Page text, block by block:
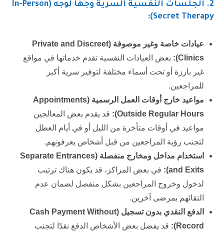
2.
الجلسات النفسية السرية وجهًا لوجه (In-Person
Secret Therapy):
عيادات خاصة وغير موصوفة (Private and Discreet
Clinics
): بعض العيادات النفسية تقدم خدماتها في مواقع
غير بارزة أو تحت أسماء مختلفة لتوفير سرية أكبر
للمراجعين.
مواعيد خارج أوقات العمل الرسمية (Appointments
Outside Regular Hours
): قد يقدم بعض المعالجين
مواعيد في أوقات متأخرة من الليل أو في أيام العطل
لتجنب رؤية المراجعين من قبل أشخاص يعرفونهم.
استخدام مداخل ومخارج منفصلة (Separate Entrances
and Exits
): في بعض المراكز، قد يكون هناك ترتيب
لدخول وخروج المراجعين بشكل منفصل لضمان عدم
التقائهم بمرضى آخرين.
الدفع النقدي بدون تسجيل (Cash Payment Without
Record
): قد يفضل بعض الأشخاص الدفع نقدًا لتجنب